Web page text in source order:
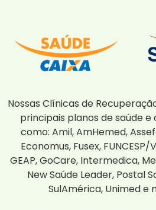
Nossas Clínicas de
principais planos de saúde e
como: Amil, AmHemed,
Economus, Fusex,
GEAP, GoCare, Intermedica,
New Saúde Leader, Postal
SulAmérica, Unimed e